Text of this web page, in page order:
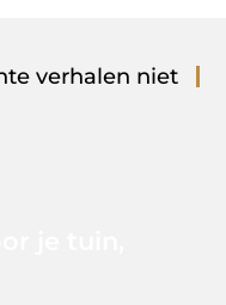
verhalen niet